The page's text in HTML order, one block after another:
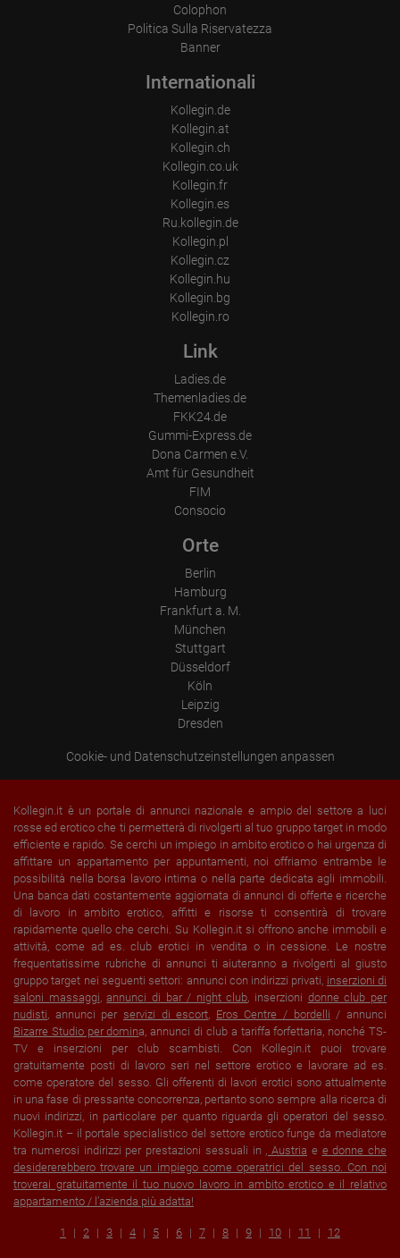
Colophon
Politica Sulla Riservatezza
Banner
Internationali
Kollegin.de
Kollegin.at
Kollegin.ch
Kollegin.co.uk
Kollegin.fr
Kollegin.es
Ru.kollegin.de
Kollegin.pl
Kollegin.cz
Kollegin.hu
Kollegin.bg
Kollegin.ro
Link
Ladies.de
Themenladies.de
FKK24.de
Gummi-Express.de
Dona Carmen e.V.
Amt für Gesundheit
FIM
Consocio
Orte
Berlin
Hamburg
Frankfurt a. M.
München
Stuttgart
Düsseldorf
Köln
Leipzig
Dresden
Cookie- und Datenschutzeinstellungen anpassen
Kollegin.it è un portale di annunci nazionale e ampio del settore a luci
rosse ed erotico che ti permetterà di rivolgerti al tuo gruppo target in modo
efficiente e rapido. Se cerchi un impiego in ambito erotico o hai urgenza di
affittare un appartamento per appuntamenti, noi offriamo entrambe le
possibilità nella borsa lavoro intima o nella parte dedicata agli immobili.
Una banca dati costantemente aggiornata di annunci di offerte e ricerche
di lavoro in ambito erotico, affitti e risorse ti consentirà di trovare
rapidamente quello che cerchi. Su Kollegin.it si offrono anche immobili e
attività, come ad es. club erotici in vendita o in cessione. Le nostre
frequentatissime rubriche di annunci ti aiuteranno a rivolgerti al giusto
gruppo target nei seguenti settori: annunci con indirizzi privati, inserzioni di
saloni massaggi,annunci di bar / night club, inserzioni donne club per
nudisti, annunci per servizi di escort, Eros Centre / bordelli / annunci
Bizarre Studio per domina, annunci di club a tariffa forfettaria, nonché TS-
TV e inserzioni per club scambisti. Con Kollegin.it puoi trovare
gratuitamente posti di lavoro seri nel settore erotico e lavorare ad es.
come operatore del sesso. Gli offerenti di lavori erotici sono attualmente
in una fase di pressante concorrenza, pertanto sono sempre alla ricerca di
nuovi indirizzi, in particolare per quanto riguarda gli operatori del sesso.
Kollegin.it – il portale specialistico del settore erotico funge da mediatore
tra numerosi indirizzi per prestazioni sessuali in , Austria e e donne che
desidererebbero trovare un impiego come operatrici del sesso. Con noi
troverai gratuitamente il tuo nuovo lavoro in ambito erotico e il relativo
appartamento / l’azienda più adatta!
1 2 3 4 5 6 7 8 9 10 11 12